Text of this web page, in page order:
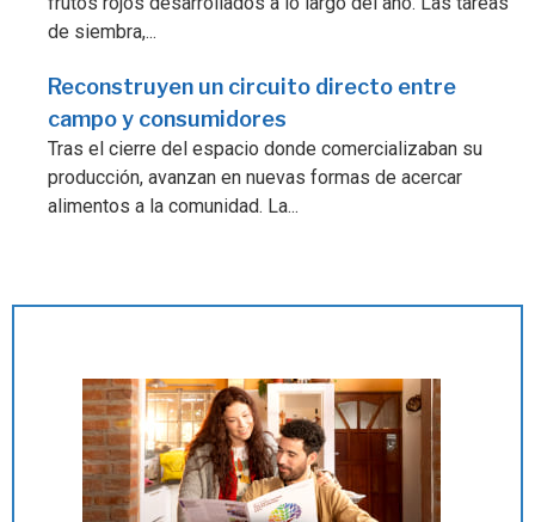
de siembra,...
Reconstruyen un circuito directo entre
campo y consumidores
Tras el cierre del espacio donde comercializaban su
producción, avanzan en nuevas formas de acercar
alimentos a la comunidad. La...